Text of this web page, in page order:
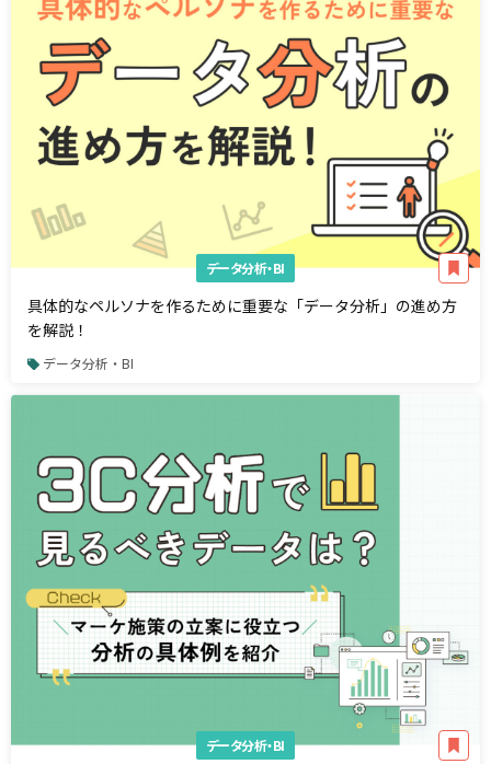
データ分析・BI
具体的なペルソナを作るために重要な「データ分析」の進め方
を解説！
データ分析・BI
データ分析・BI